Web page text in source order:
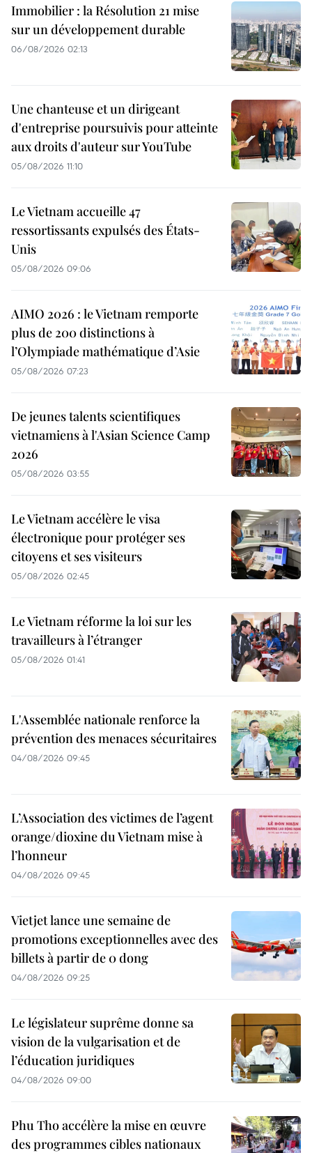
Immobilier : la Résolution 21 mise
sur un développement durable
06/08/2026 02:13
Une chanteuse et un dirigeant
d'entreprise poursuivis pour atteinte
aux droits d'auteur sur YouTube
05/08/2026 11:10
Le Vietnam accueille 47
ressortissants expulsés des États-
Unis
05/08/2026 09:06
AIMO 2026 : le Vietnam remporte
plus de 200 distinctions à
l’Olympiade mathématique d’Asie
05/08/2026 07:23
De jeunes talents scientifiques
vietnamiens à l'Asian Science Camp
2026
05/08/2026 03:55
Le Vietnam accélère le visa
électronique pour protéger ses
citoyens et ses visiteurs
05/08/2026 02:45
Le Vietnam réforme la loi sur les
travailleurs à l’étranger
05/08/2026 01:41
L'Assemblée nationale renforce la
prévention des menaces sécuritaires
04/08/2026 09:45
L’Association des victimes de l’agent
orange/dioxine du Vietnam mise à
l’honneur
04/08/2026 09:45
Vietjet lance une semaine de
promotions exceptionnelles avec des
billets à partir de 0 dong
04/08/2026 09:25
Le législateur suprême donne sa
vision de la vulgarisation et de
l’éducation juridiques
04/08/2026 09:00
Phu Tho accélère la mise en œuvre
des programmes cibles nationaux